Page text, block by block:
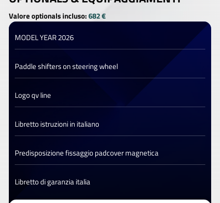
Valore optionals incluso:682 €
MODEL YEAR 2026
Paddle shifters on steering wheel
Logo qv line
Libretto istruzioni in italiano
Predisposizione fissaggio padcover magnetica
Libretto di garanzia italia